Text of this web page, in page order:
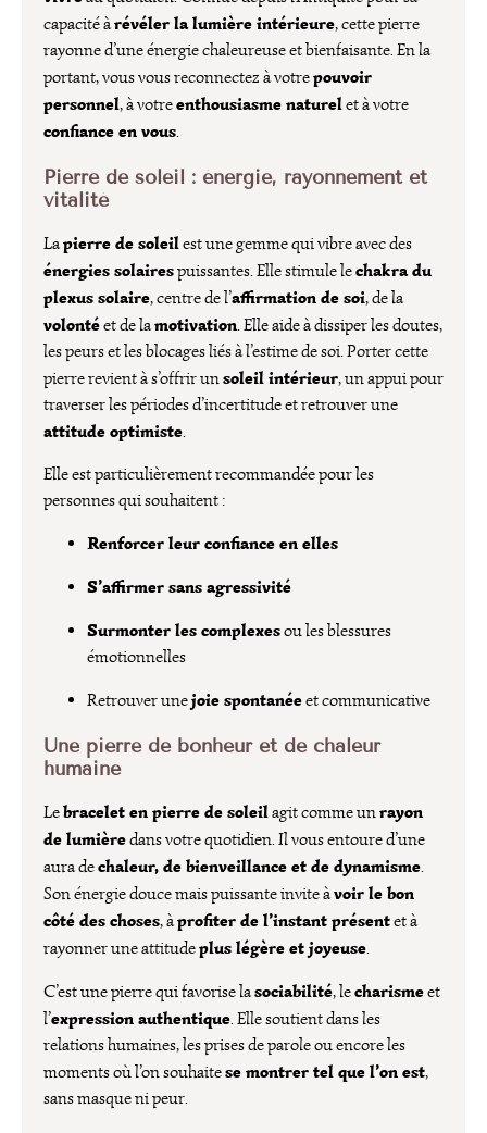
capacité àrévéler la lumière intérieure, cette pierre
rayonne d’une énergie chaleureuse et bienfaisante. En la
portant, vous vous reconnectez à votrepouvoir
personnel, à votreenthousiasme naturelet à votre
confiance en vous.
Pierre de soleil : énergie, rayonnement et
vitalité
Lapierre de soleilest une gemme qui vibre avec des
énergies solairespuissantes. Elle stimule lechakra du
plexus solaire, centre de l’affirmation de soi, de la
volontéet de lamotivation. Elle aide à dissiper les doutes,
les peurs et les blocages liés à l’estime de soi. Porter cette
pierre revient à s’offrir unsoleil intérieur, un appui pour
traverser les périodes d’incertitude et retrouver une
attitude optimiste.
Elle est particulièrement recommandée pour les
personnes qui souhaitent :
Renforcer leur confiance en elles
S’affirmer sans agressivité
Surmonter les complexesou les blessures
émotionnelles
Retrouver unejoie spontanéeet communicative
Une pierre de bonheur et de chaleur
humaine
Lebracelet en pierre de soleilagit comme unrayon
de lumièredans votre quotidien. Il vous entoure d’une
aura dechaleur, de bienveillance et de dynamisme.
Son énergie douce mais puissante invite àvoir le bon
côté des choses, àprofiter de l’instant présentet à
rayonner une attitudeplus légère et joyeuse.
C’est une pierre qui favorise lasociabilité, lecharismeet
l’expression authentique. Elle soutient dans les
relations humaines, les prises de parole ou encore les
moments où l’on souhaitese montrer tel que l’on est,
sans masque ni peur.